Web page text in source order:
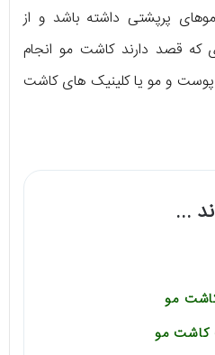
پرپشتی داشته باشد و از
که قصد دارند کاشت مو انجام
و مو یا کلینیک های کاشت
...
مو
کاشت مو